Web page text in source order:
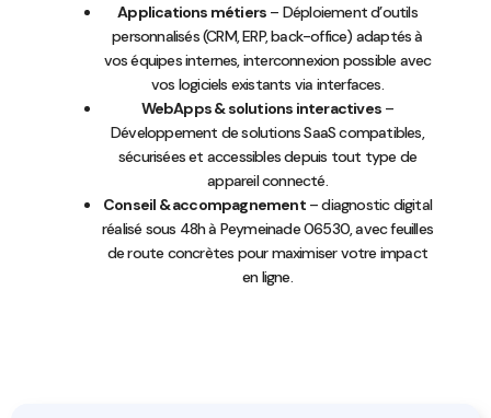
Applications métiers – Déploiement d’outils
personnalisés (CRM, ERP, back-office) adaptés à
vos équipes internes, interconnexion possible avec
vos logiciels existants via interfaces.
WebApps & solutions interactives –
Développement de solutions SaaS compatibles,
sécurisées et accessibles depuis tout type de
appareil connecté.
Conseil & accompagnement– diagnostic digital
réalisé sous 48h à Peymeinade 06530, avec feuilles
de route concrètes pour maximiser votre impact
en ligne.